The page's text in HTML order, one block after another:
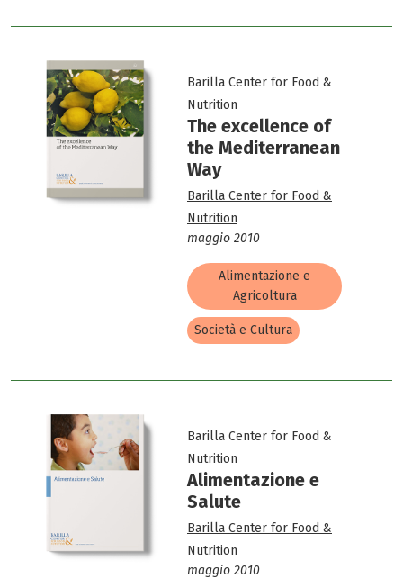
Barilla Center for Food &
Nutrition
The excellence of
the Mediterranean
Way
Barilla Center for Food &
Nutrition
maggio 2010
Alimentazione e
Agricoltura
Società e Cultura
Barilla Center for Food &
Nutrition
Alimentazione e
Salute
Barilla Center for Food &
Nutrition
maggio 2010